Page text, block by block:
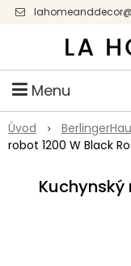
Menu
Úvod
robot 1200 W Black
Kuchynský